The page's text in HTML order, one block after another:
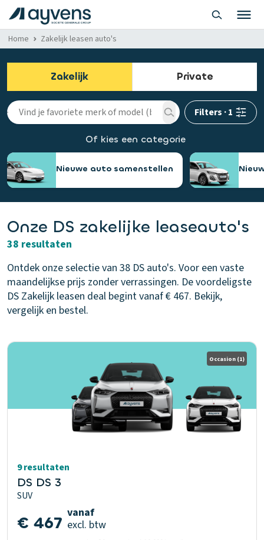
Home Zakelijk leasen auto's
Zakelijk Private
Filters ·1
Of kies een categorie
Nieuwe auto samenstellen
Onze DS zakelijke leaseauto's
38 resultaten
Ontdek onze selectie van 38 DS auto's. Voor een vaste
maandelijkse prijs zonder verrassingen. De voordeligste
DS Zakelijk leasen deal begint vanaf € 467. Bekijk,
vergelijk en bestel.
Occasion (1)
9 resultaten
DS DS 3
SUV
€ 467 vanaf
excl. btw